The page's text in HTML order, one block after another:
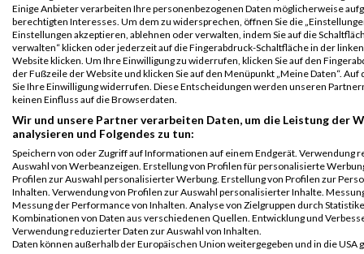
männlich
B2Run Koblenz
Teamwertung
mixed
4406 Alexander Rittierodt 0000 GER
IKEA
Koblenz
Legende:
GPos = Geschlechter Position, KPos = Kategorie Position, TPos =
Team Position, DNS = Did not start, DNF = Did not finish, DQ =
Disqualifiziert
Einige Anbieter verarbeiten Ihre personenbezogenen Daten möglicherweise
berechtigten Interesses. Um dem zu widersprechen, öffnen Sie die
Einstellungen akzeptieren, ablehnen oder verwalten, indem Sie auf die
verwalten“ klicken oder jederzeit auf die Fingerabdruck-Schaltfläche in der
Website klicken. Um Ihre Einwilligung zu widerrufen, klicken Sie auf den
der Fußzeile der Website und klicken Sie auf den Menüpunkt „Meine Daten“. Auf
Sie Ihre Einwilligung widerrufen. Diese Entscheidungen werden unseren
keinen Einfluss auf die Browserdaten.
Wir und unsere Partner verarbeiten Daten, um die Leistung der
analysieren und Folgendes zu tun:
Speichern von oder Zugriff auf Informationen auf einem Endgerät. Verwendung
Auswahl von Werbeanzeigen. Erstellung von Profilen für personalisierte
Profilen zur Auswahl personalisierter Werbung. Erstellung von Profilen zur
Inhalten. Verwendung von Profilen zur Auswahl personalisierter Inhalte.
Messung der Performance von Inhalten. Analyse von Zielgruppen durch
Kombinationen von Daten aus verschiedenen Quellen. Entwicklung und
Verwendung reduzierter Daten zur Auswahl von Inhalten.
Daten können außerhalb der Europäischen Union weitergegeben und in die USA